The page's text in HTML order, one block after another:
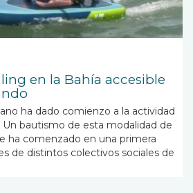
en la Bahía accesible
ha dado comienzo a la actividad
Un bautismo de esta modalidad de
ha comenzado en una primera
de distintos colectivos sociales de